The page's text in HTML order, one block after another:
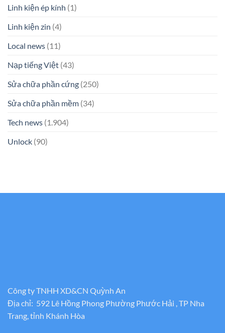
Linh kiện ép kính (1)
Linh kiện zin (4)
Local news (11)
Nạp tiếng Việt (43)
Sửa chữa phần cứng (250)
Sửa chữa phần mềm (34)
Tech news (1.904)
Unlock (90)
Công ty TNHH XD&CN Quỳnh An
Địa chỉ: 592 Lê Hồng Phong Phường Phước Hải , TP Nha
Trang, tỉnh Khánh Hòa